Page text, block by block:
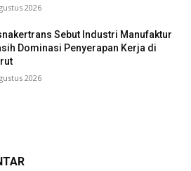
2026
Sebut Industri Manufaktur
Dominasi Penyerapan Kerja di
2026